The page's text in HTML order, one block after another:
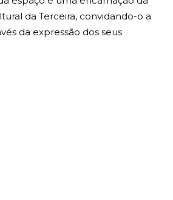
da Terceira, convidando-o a
da expressão dos seus